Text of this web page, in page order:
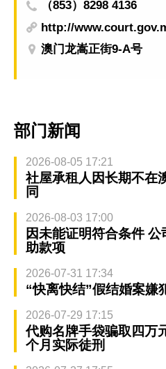
（853）8298 4136
http://
澳门龙嵩正街9-A号
部门新闻
2026-08-05 17:21
社屋承租人因长期不在
同
2026-08-03 17:00
因未能证明符合条件
助款项
2026-07-31 17:34
“快离快结”假结婚案嫌
2026-07-29 17:15
代购名牌手袋骗取四万
个月实际徒刑